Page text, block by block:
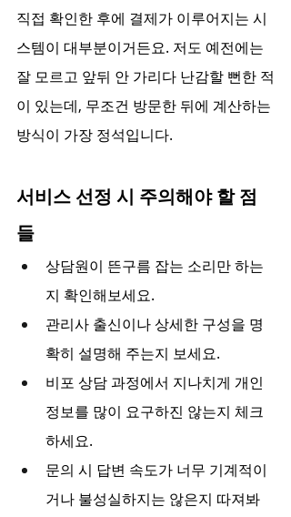
직접 확인한 후에 결제가 이루어지는 시
스템이 대부분이거든요. 저도 예전에는
잘 모르고 앞뒤 안 가리다 난감할 뻔한 적
이 있는데, 무조건 방문한 뒤에 계산하는
방식이 가장 정석입니다.
서비스 선정 시 주의해야 할 점
들
상담원이 뜬구름 잡는 소리만 하는
지 확인해보세요.
관리사 출신이나 상세한 구성을 명
확히 설명해 주는지 보세요.
비포 상담 과정에서 지나치게 개인
정보를 많이 요구하진 않는지 체크
하세요.
문의 시 답변 속도가 너무 기계적이
거나 불성실하지는 않은지 따져봐